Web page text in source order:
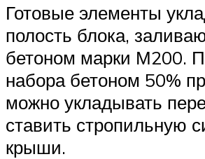
Готовые элементы
полость блока,
бетоном марки М200.
набора бетоном 50%
можно укладывать
ставить стропильную
крыши.